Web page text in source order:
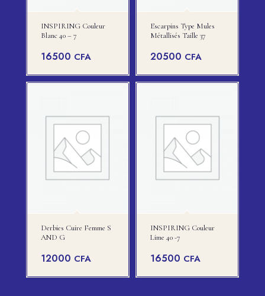
INSPIRING Couleur
Blanc 40 – 7
16500 CFA
Escarpins Type Mules
Métallisés Taille 37
20500 CFA
Derbies Cuire Femme S
AND G
12000 CFA
INSPIRING Couleur
Lime 40 -7
16500 CFA